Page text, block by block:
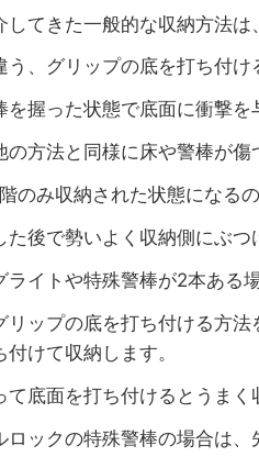
してきた一般的な収納方法は
う、グリップの底を打ち付け
を握った状態で底面に衝撃を
の方法と同様に床や警棒が
のみ収納された状態になる
た後で勢いよく収納側にぶつ
ライトや特殊警棒が2本ある
リップの底を打ち付ける方
付けて収納します。
て底面を打ち付けるとうまく
ロックの特殊警棒の場合は、